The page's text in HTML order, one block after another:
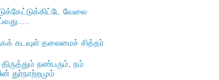
வேலை
கடவுள் தலைமைச் சித்தர்
திருத்தும் நண்பரும், நம்
துர்நாற்றமும்